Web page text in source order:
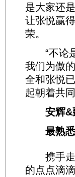
是大家还
让张悦赢
荣。
“不论是
我们为傲
全和张悦
起朝着共
安辉&
最熟悉
携手走
的点点滴